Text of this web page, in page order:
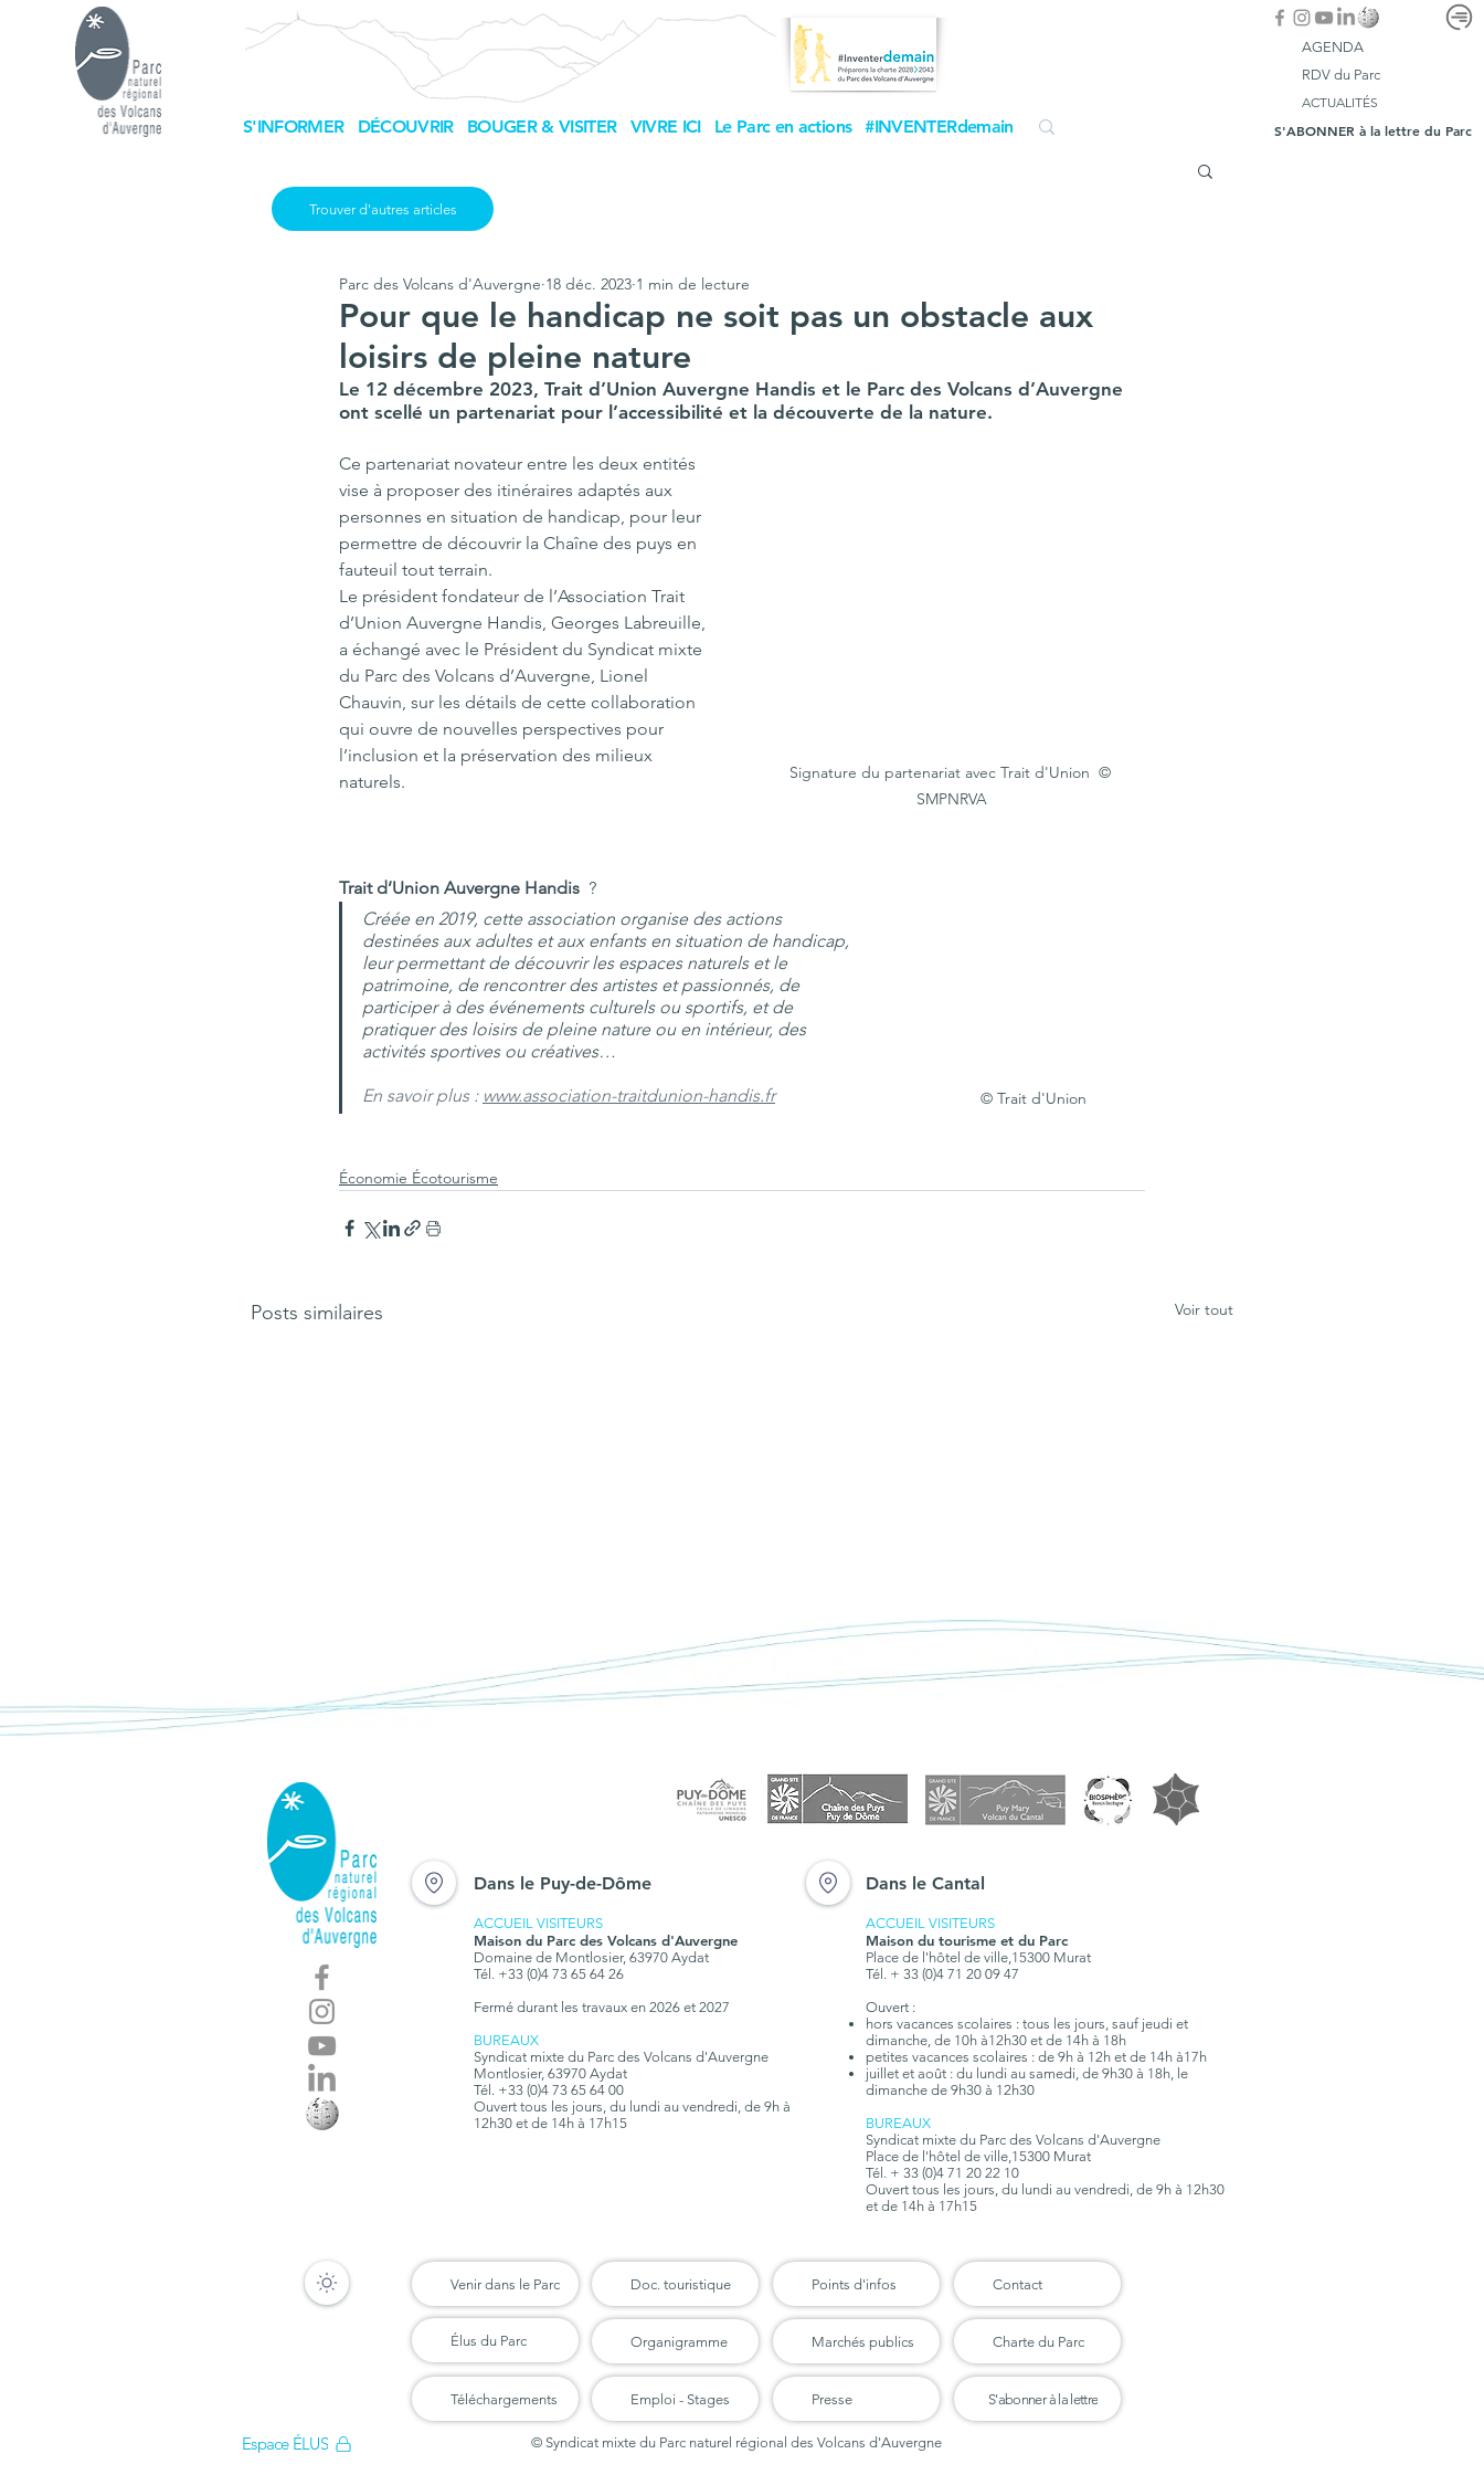
S'INFORMER DÉCOUVRIR BOUGER & VISITER VIVRE ICI Le Parc en actions #INVENTERdemain
AGENDA
RDV du Parc
ACTUALITÉS
S'ABONNER à la lettre du Parc
Pour que le handicap ne soit pas un obstacle aux
loisirs de pleine nature
Parc des Volcans d'Auvergne 18 déc. 2023 1 min de lecture
Le 12 décembre 2023, Trait d’Union Auvergne Handis et le Parc des Volcans d’Auvergne
ont scellé un partenariat pour l’accessibilité et la découverte de la nature.
Signature du partenariat avec Trait d'Union  ©
SMPNRVA
Ce partenariat novateur entre les deux entités
vise à proposer des itinéraires adaptés aux
personnes en situation de handicap, pour leur
permettre de découvrir la Chaîne des puys en
fauteuil tout terrain.
Le président fondateur de l’Association Trait
d’Union Auvergne Handis, Georges Labreuille,
a échangé avec le Président du Syndicat mixte
du Parc des Volcans d’Auvergne, Lionel
Chauvin, sur les détails de cette collaboration
qui ouvre de nouvelles perspectives pour
l’inclusion et la préservation des milieux
naturels.
Trait d’Union Auvergne Handis ?
© Trait d'Union
Créée en 2019, cette association organise des actions
destinées aux adultes et aux enfants en situation de handicap,
leur permettant de découvrir les espaces naturels et le
patrimoine, de rencontrer des artistes et passionnés, de
participer à des événements culturels ou sportifs, et de
pratiquer des loisirs de pleine nature ou en intérieur, des
activités sportives ou créatives…
En savoir plus : www.association-traitdunion-handis.fr
Économie Écotourisme
Posts similaires Voir tout
"Les découvertes du
Parc", une sélection
d’itinéraires et de bonnes
adresses du Parc
Trouver d'autres articles
< Retour à "Actualités"
Dans le Puy-de-Dôme
ACCUEIL VISITEURS
Maison du Parc des Volcans d'Auvergne
Domaine de Montlosier, 63970 Aydat
Tél. +33 (0)4 73 65 64 26
Fermé durant les travaux en 2026 et 2027
BUREAUX
Syndicat mixte du Parc des Volcans d'Auvergne
Montlosier, 63970 Aydat
Tél. +33 (0)4 73 65 64 00
Ouvert tous les jours, du lundi au vendredi, de 9h à
12h30 et de 14h à 17h15
Dans le Cantal
ACCUEIL VISITEURS
Maison du tourisme et du Parc
Place de l'hôtel de ville,15300 Murat
Tél. + 33 (0)4 71 20 09 47
Ouvert :
hors vacances scolaires : tous les jours, sauf jeudi et
dimanche, de 10h à12h30 et de 14h à 18h
petites vacances scolaires : de 9h à 12h et de 14h à17h
juillet et août : du lundi au samedi, de 9h30 à 18h, le
dimanche de 9h30 à 12h30
BUREAUX
Syndicat mixte du Parc des Volcans d'Auvergne
Place de l'hôtel de ville,15300 Murat
Tél. + 33 (0)4 71 20 22 10
Ouvert tous les jours, du lundi au vendredi, de 9h à 12h30
et de 14h à 17h15
Venir dans le Parc Doc. touristique Points d'infos Contact
Élus du Parc Organigramme Marchés publics Charte du Parc
Téléchargements Emploi - Stages Presse S'abonner à la lettre
Espace ÉLUS © Syndicat mixte du Parc naturel régional des Volcans d'Auvergne